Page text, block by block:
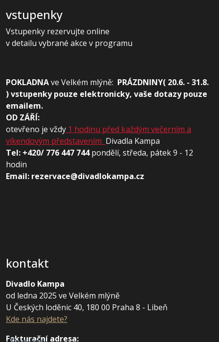
vstupenky
Vstupenky rezervujte online
v detailu vybrané akce v programu
POKLADNAve Velkém mlýně: PRÁZDNINY( 20.6. - 31.8.
) vstupenky pouze elektronicky, vaše dotazy pouze
emailem.
OD ZÁŘÍ:
otevřeno je vždy 1 hodinu před každým večerním a
víkendovým představením Divadla Kampa
Tel: +420/ 776 447 744pondělí, středa, pátek 9 - 12
hodin
Email: rezervace@divadlokampa.cz
kontakt
Divadlo Kampa
od ledna 2025 ve Velkém mlýně
U Českých loděnic 40, 180 00 Praha 8 - Libeň
Kde nás najdete?
Fakturační adresa: